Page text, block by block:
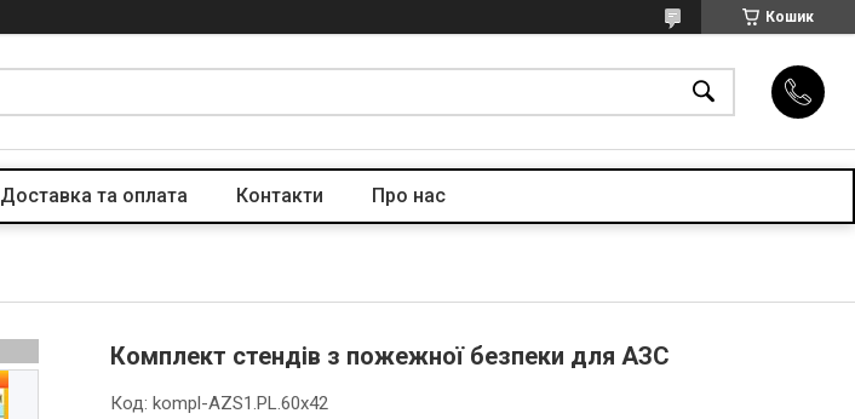
Кошик
Доставка та оплата Контакти Про нас
Комплект стендів з пожежної безпеки для АЗС
Код:kompl-AZS1.PL.60x42